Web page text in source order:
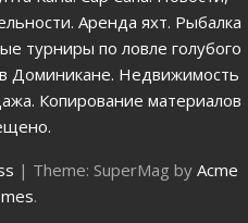
Аренда яхт. Рыбалка
турниры по ловле голубого
Доминикане. Недвижимость
Копирование материалов
| Theme: SuperMag by Acme
.